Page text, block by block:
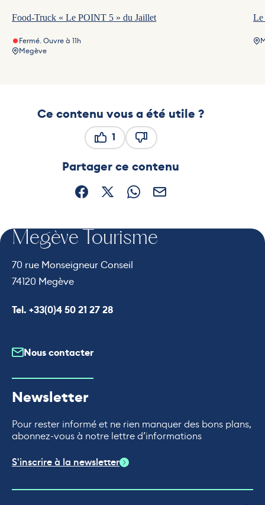
Food-Truck « Le POINT 5 » du Jaillet
Fermé. Ouvre à 11h
Megève
Le
Ce contenu vous a été utile ?
1
Partager ce contenu
Partager sur Facebook (nouvelle fenêtre)
Partager sur X / Twitter (nouvelle
Partager sur WhatsApp
Partager par mail
Megève Tourisme
70 rue Monseigneur Conseil
74120 Megève
Appeler le
Tel. +33(0)4 50 21 27 28
Nous contacter
Newsletter
Pour rester informé et ne rien manquer des bons plans,
abonnez-vous à notre lettre d’informations
S'inscrire à la newsletter